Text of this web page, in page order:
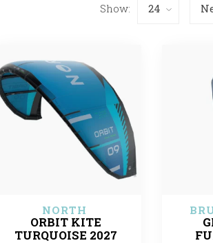
Show:
NORTH
ORBIT KITE
TURQUOISE 2027